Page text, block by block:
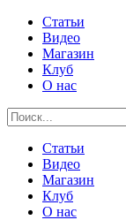
Статьи
Видео
Магазин
Клуб
О нас
Статьи
Видео
Магазин
Клуб
О нас